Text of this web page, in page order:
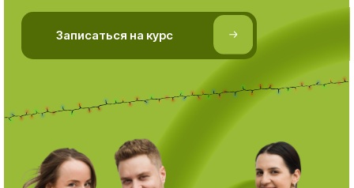
⠀⠀⠀⠀Записаться на курс